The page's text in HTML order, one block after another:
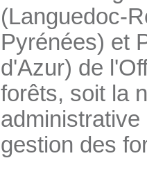
(Languedoc-
Pyrénées) et
d'Azur) de
forêts, soit la
gestion des